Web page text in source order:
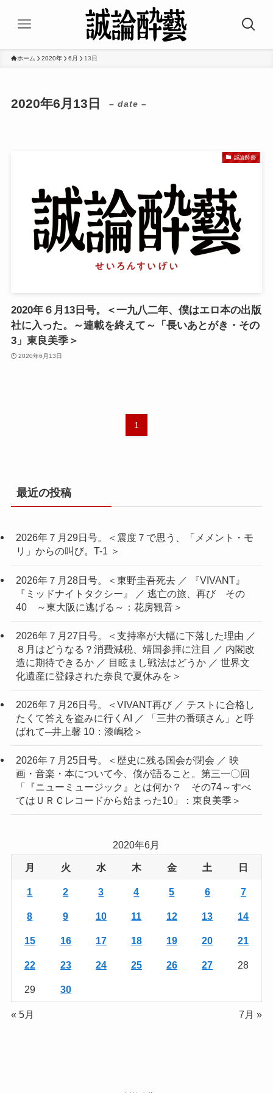
ホーム 2020年 6月 13日
2020年6月13日 – date –
誠論酔藝
2020年６月13日号。＜一九八二年、僕はエロ本の出版
社に入った。～連載を終えて～「長いあとがき・その
3」東良美季＞
2020年6月13日
1
最近の投稿
2026年７月29日号。＜震度７で思う、「メメント・モ
リ」からの叫び。T-1 ＞
2026年７月28日号。＜東野圭吾死去 ／ 『VIVANT』
『ミッドナイトタクシー』 ／ 逃亡の旅、再び その
40 ～東大阪に逃げる～：花房観音＞
2026年７月27日号。＜支持率が大幅に下落した理由 ／
８月はどうなる？消費減税、靖国参拝に注目 ／ 内閣改
造に期待できるか ／ 目眩まし戦法はどうか ／ 世界文
化遺産に登録された奈良で夏休みを＞
2026年７月26日号。＜VIVANT再び ／ テストに合格し
たくて答えを盗みに行くAI ／ 「三井の番頭さん」と呼
ばれて─井上馨 10：漆嶋稔＞
2026年７月25日号。＜歴史に残る国会が閉会 ／ 映
画・音楽・本について今、僕が語ること。第三一〇回
「『ニューミュージック』とは何か？ その74～すべ
てはＵＲＣレコードから始まった10」：東良美季＞
2020年6月
月 火 水 木 金 土 日
1 2 3 4 5 6 7
8 9 10 11 12 13 14
15 16 17 18 19 20 21
22 23 24 25 26 27 28
29 30
« 5月 7月 »